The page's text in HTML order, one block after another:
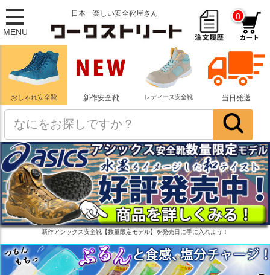
MENU
日本一楽しい安全靴屋さん 0
おしゃれ安全靴 新作安全靴 レディース安全靴 当日発送
新作アシックス安全靴【数量限定モデル】を発売日に手に入れよう！